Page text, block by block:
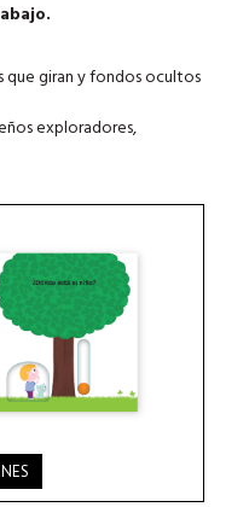
que giran y fondos ocultos
exploradores,